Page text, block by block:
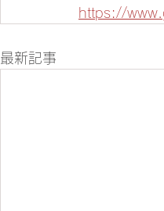
https://
最新記事